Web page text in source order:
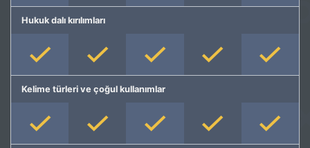
Hukuk dalı kırılımları
Kelime türleri ve çoğul kullanımlar